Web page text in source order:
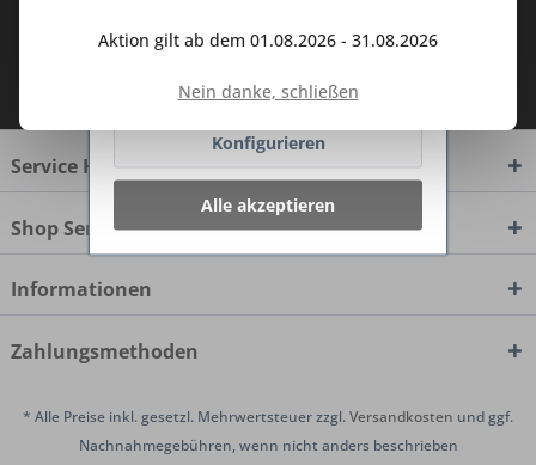
zur Kenntnis genommen.
Service Hotline
Shop Service
Informationen
Zahlungsmethoden
* Alle Preise inkl. gesetzl. Mehrwertsteuer zzgl.Versandkosten und ggf.
Nachnahmegebühren, wenn nicht anders beschrieben
Aktion gilt ab dem 01.08.2026 - 31.08.2026
Nein danke, schließen
Ablehnen
Konfigurieren
Alle akzeptieren